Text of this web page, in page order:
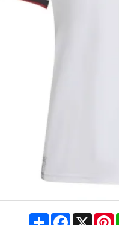
ShareFacebook
X